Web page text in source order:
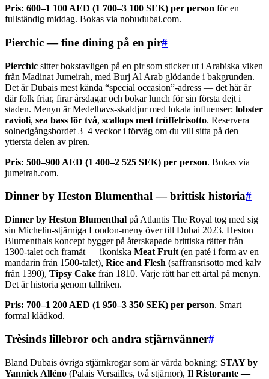
Pris: 600–1 100 AED (1 700–3 100 SEK) per person för en
fullständig middag. Bokas via nobudubai.com.
Pierchic — fine dining på en pir#
Pierchic sitter bokstavligen på en pir som sticker ut i Arabiska viken
från Madinat Jumeirah, med Burj Al Arab glödande i bakgrunden.
Det är Dubais mest kända “special occasion”-adress — det här är
där folk friar, firar årsdagar och bokar lunch för sin första dejt i
staden. Menyn är Medelhavs-skaldjur med lokala influenser: lobster
ravioli, sea bass för två, scallops med trüffelrisotto. Reservera
solnedgångsbordet 3–4 veckor i förväg om du vill sitta på den
yttersta delen av piren.
Pris: 500–900 AED (1 400–2 525 SEK) per person. Bokas via
jumeirah.com.
Dinner by Heston Blumenthal — brittisk historia#
Dinner by Heston Blumenthal på Atlantis The Royal tog med sig
sin Michelin-stjärniga London-meny över till Dubai 2023. Heston
Blumenthals koncept bygger på återskapade brittiska rätter från
1300-talet och framåt — ikoniska Meat Fruit (en paté i form av en
mandarin från 1500-talet), Rice and Flesh (saffransrisotto med kalv
från 1390), Tipsy Cake från 1810. Varje rätt har ett årtal på menyn.
Det är historia genom tallriken.
Pris: 700–1 200 AED (1 950–3 350 SEK) per person. Smart
formal klädkod.
Trèsinds lillebror och andra stjärnvänner#
Bland Dubais övriga stjärnkrogar som är värda bokning: STAY by
Yannick Alléno (Palais Versailles, två stjärnor), Il Ristorante —